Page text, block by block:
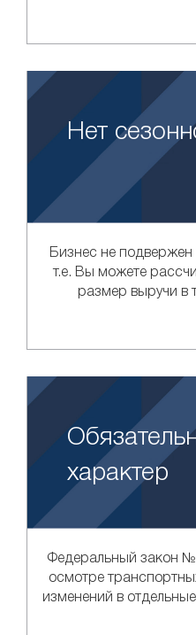
Нет
Бизнес не
т.е. Вы можете
размер выручи в
характер
Федеральный закон
осмотре
изменений в